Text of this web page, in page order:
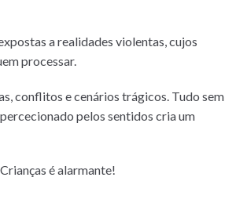
a realidades violentas, cujos
processar.
conflitos e cenários trágicos. Tudo sem
pelos sentidos cria um
é alarmante!